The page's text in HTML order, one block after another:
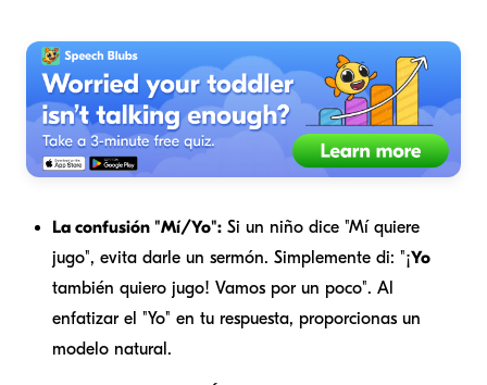
La confusión "Mí/Yo": Si un niño dice "Mí quiere
jugo", evita darle un sermón. Simplemente di: "¡Yo
también quiero jugo! Vamos por un poco". Al
enfatizar el "Yo" en tu respuesta, proporcionas un
modelo natural.